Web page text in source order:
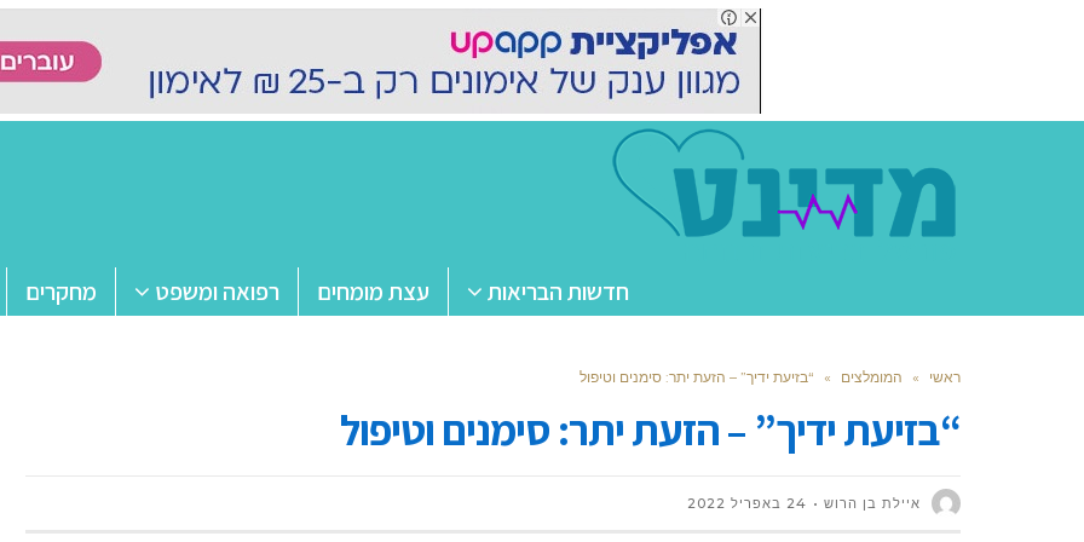
חדשות הבריאות עצת מומחים רפואה ומשפט מחקרים
ראשי » המומלצים » “בזיעת ידיך” – הזעת יתר: סימנים וטיפול
“בזיעת ידיך” – הזעת יתר: סימנים וטיפול
איילת בן הרוש 24 באפריל 2022